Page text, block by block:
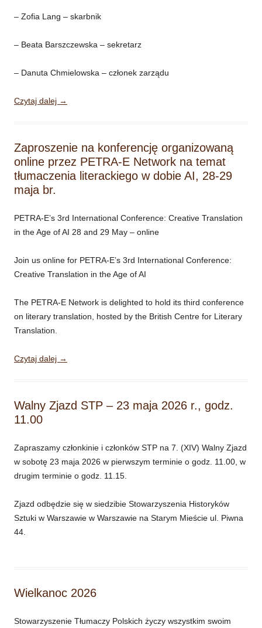
– Zofia Lang – skarbnik
– Beata Barszczewska – sekretarz
– Danuta Chmielowska – członek zarządu
Czytaj dalej →
Zaproszenie na konferencję organizowaną
online przez PETRA-E Network na temat
tłumaczenia literackiego w dobie AI, 28-29
maja br.
PETRA-E’s 3rd International Conference: Creative Translation
in the Age of AI 28 and 29 May – online
Join us online for PETRA-E’s 3rd International Conference:
Creative Translation in the Age of AI
The PETRA-E Network is delighted to hold its third conference
on literary translation, hosted by the British Centre for Literary
Translation.
Czytaj dalej →
Walny Zjazd STP – 23 maja 2026 r., godz.
11.00
Zapraszamy członkinie i członków STP na 7. (XIV) Walny Zjazd
w sobotę 23 maja 2026 w pierwszym terminie o godz. 11.00, w
drugim terminie o godz. 11.15.
Zjazd odbędzie się w siedzibie Stowarzyszenia Historyków
Sztuki w Warszawie w Warszawie na Starym Mieście ul. Piwna
44.
Wielkanoc 2026
Stowarzyszenie Tłumaczy Polskich życzy wszystkim swoim